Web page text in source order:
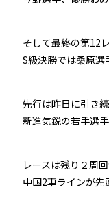
そして最終の第12
S級決勝では桑原
先行は昨日に引き
新進気鋭の若手選
レースは残り２周
中国2車ラインが